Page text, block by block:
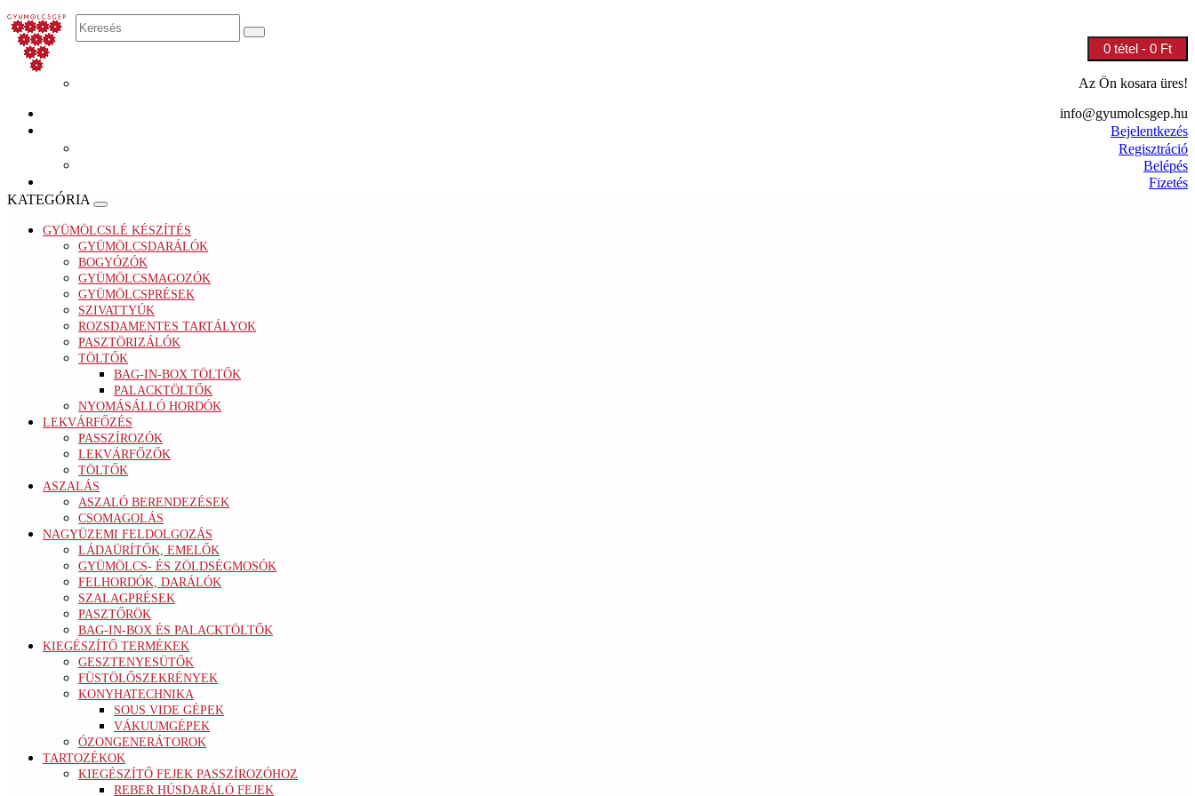
0 tétel - 0 Ft
Az Ön kosara üres!
info@gyumolcsgep.hu
Bejelentkezés
Regisztráció
Belépés
Fizetés
KATEGÓRIA
GYÜMÖLCSLÉ KÉSZÍTÉS
GYÜMÖLCSDARÁLÓK
BOGYÓZÓK
GYÜMÖLCSMAGOZÓK
GYÜMÖLCSPRÉSEK
SZIVATTYÚK
ROZSDAMENTES TARTÁLYOK
PASZTÖRIZÁLÓK
TÖLTŐK
BAG-IN-BOX TÖLTŐK
PALACKTÖLTŐK
NYOMÁSÁLLÓ HORDÓK
LEKVÁRFŐZÉS
PASSZÍROZÓK
LEKVÁRFŐZŐK
TÖLTŐK
ASZALÁS
ASZALÓ BERENDEZÉSEK
CSOMAGOLÁS
NAGYÜZEMI FELDOLGOZÁS
LÁDAÜRÍTŐK, EMELŐK
GYÜMÖLCS- ÉS ZÖLDSÉGMOSÓK
FELHORDÓK, DARÁLÓK
SZALAGPRÉSEK
PASZTŐRÖK
BAG-IN-BOX ÉS PALACKTÖLTŐK
KIEGÉSZÍTŐ TERMÉKEK
GESZTENYESÜTŐK
FÜSTÖLŐSZEKRÉNYEK
KONYHATECHNIKA
SOUS VIDE GÉPEK
VÁKUUMGÉPEK
ÓZONGENERÁTOROK
TARTOZÉKOK
KIEGÉSZÍTŐ FEJEK PASSZÍROZÓHOZ
REBER HÚSDARÁLÓ FEJEK